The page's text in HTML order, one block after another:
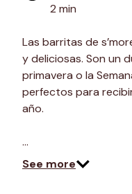
2 min
Las barritas de
y deliciosas. Son un
primavera o la
perfectos para
año.
…
See more